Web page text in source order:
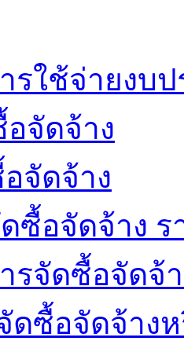
รใช้จ่ายงบ
จัดจ้าง
จัดจ้าง
ซื้อจัดจ้าง ร
รจัดซื้อจัดจ้
ดซื้อจัดจ้าง